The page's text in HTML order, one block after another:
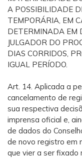
A POSSIBILIDADE
TEMPORÁRIA, EM
DETERMINADA EM
JULGADOR DO
DIAS CORRIDOS,
IGUAL PERÍODO.
Art. 14. Aplicada a
cancelamento de
sua respectiva
imprensa oficial e,
de dados do
de novo registro em
que vier a ser fixado